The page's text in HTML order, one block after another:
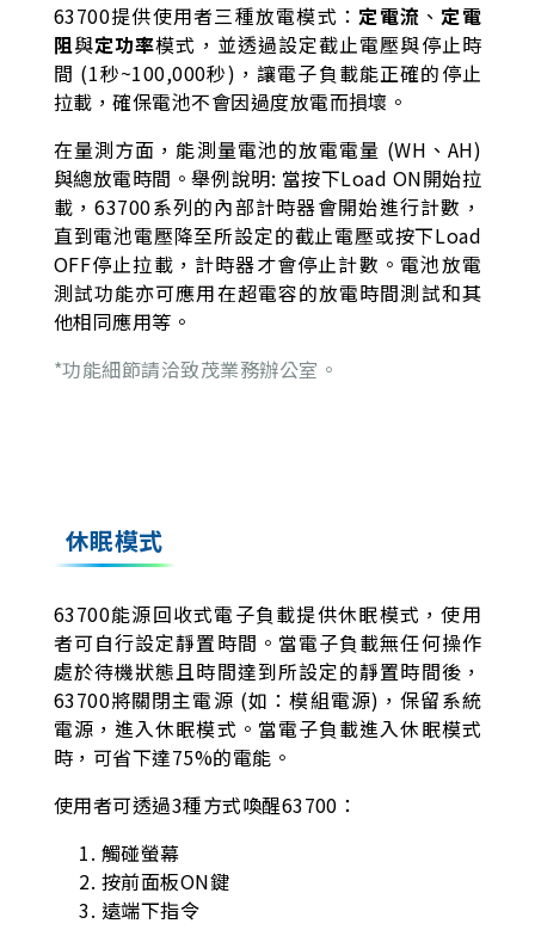
63700提供使用者三種放電模式：定電流 、定電
阻與定功率模式，並透過設定截止電壓與停止時
間 (1秒~100,000秒)，讓電子負載能正確的停止
拉載，確保電池不會因過度放電而損壞。
在量測方面，能測量電池的放電電量 (WH、AH)
與總放電時間。舉例說明: 當按下Load ON開始拉
載，63700系列的內部計時器會開始進行計數，
直到電池電壓降至所設定的截止電壓或按下Load
OFF停止拉載，計時器才會停止計數。電池放電
測試功能亦可應用在超電容的放電時間測試和其
他相同應用等。
*功能細節請洽致茂業務辦公室。
休眠模式
63700能源回收式電子負載提供休眠模式，使用
者可自行設定靜置時間。當電子負載無任何操作
處於待機狀態且時間達到所設定的靜置時間後，
63700將關閉主電源 (如：模組電源)，保留系統
電源，進入休眠模式。當電子負載進入休眠模式
時，可省下達75%的電能。
使用者可透過3種方式喚醒63700：
觸碰螢幕
按前面板ON鍵
遠端下指令